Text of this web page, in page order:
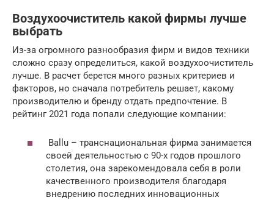
Воздухоочиститель какой фирмы лучше
выбрать
Из-за огромного разнообразия фирм и видов техники
сложно сразу определиться, какой воздухоочиститель
лучше. В расчет берется много разных критериев и
факторов, но сначала потребитель решает, какому
производителю и бренду отдать предпочтение. В
рейтинг 2021 года попали следующие компании:
Ballu – транснациональная фирма занимается
своей деятельностью с 90-х годов прошлого
столетия, она зарекомендовала себя в роли
качественного производителя благодаря
внедрению последних инновационных